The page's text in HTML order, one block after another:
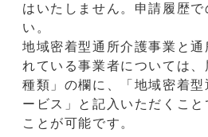
はいたしません。申請履歴
い。
地域密着型通所介護事業と通
れている事業者については
種類」の欄に、「地域密着
ービス」と記入いただくこ
ことが可能です。